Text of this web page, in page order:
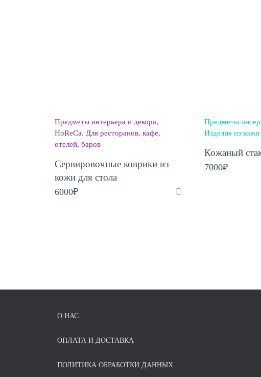
Предметы интерьера и декора
HoReCa. Для ресторанов, кафе,
отелей, баров
Сервировочные коврики из
кожи для стола
6000₽
Предметы
Изделия из кожи
Кожаный
7000₽
О НАС
ОПЛАТА И ДОСТАВКА
ПОЛИТИКА ОБРАБОТКИ ДАННЫХ